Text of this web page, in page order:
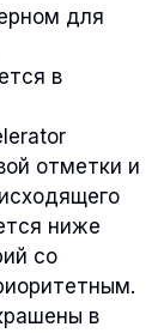
для
в
отметки и
ниже
со
в